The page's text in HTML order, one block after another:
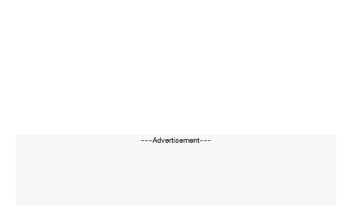
---Advertisement---